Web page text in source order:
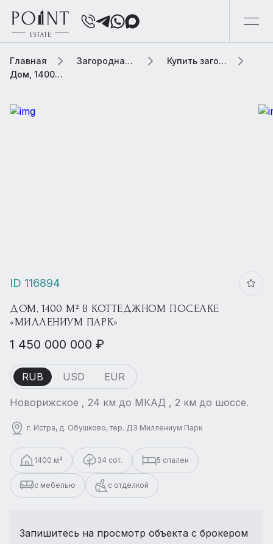
Главная Загородная элитная недвижимость
Купить загородную элитную недвижимость
Дом, 1400 м² В коттеджном поселке «Миллениум Парк»
ID 116894
ДОМ, 1400 М² В КОТТЕДЖНОМ ПОСЕЛКЕ
«МИЛЛЕНИУМ ПАРК»
1 450 000 000 ₽
RUB USD EUR
Новорижское , 24 км до МКАД , 2 км до шоссе.
г. Истра, д. Обушково, тер. ДЗ Миллениум Парк
1400 м² 34 сот. 5 спален
с мебелью с отделкой
Запишитесь на просмотр объекта с брокером